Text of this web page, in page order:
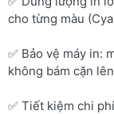
cho từng màu
✅ Bảo vệ máy in:
không bám cặn
✅ Tiết kiệm chi